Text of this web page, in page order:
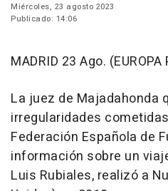
Miércoles, 23 agosto 2023
Publicado: 14:06
MADRID 23 Ago. (EUROPA
La juez de Majadahonda
irregularidades
Federación Española de
información sobre un
Luis Rubiales, realizó a